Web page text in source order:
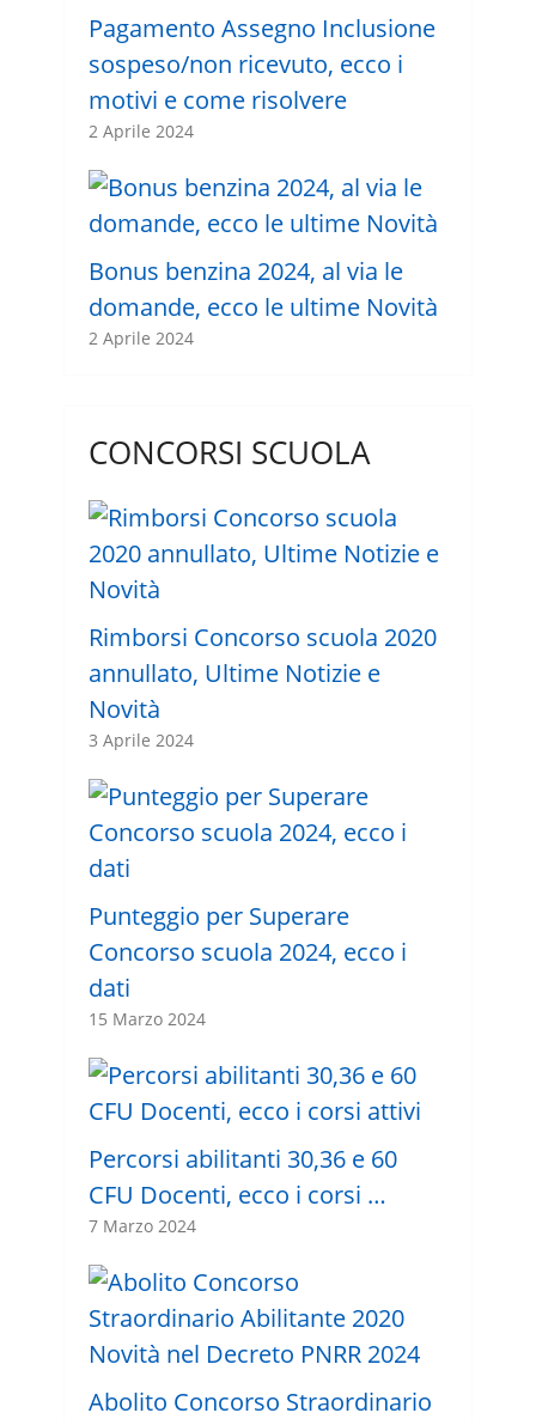
Pagamento Assegno Inclusione
sospeso/non ricevuto, ecco i
motivi e come risolvere
2 Aprile 2024
Bonus benzina 2024, al via le
domande, ecco le ultime Novità
2 Aprile 2024
CONCORSI SCUOLA
Rimborsi Concorso scuola 2020
annullato, Ultime Notizie e
Novità
3 Aprile 2024
Punteggio per Superare
Concorso scuola 2024, ecco i
dati
15 Marzo 2024
Percorsi abilitanti 30,36 e 60
CFU Docenti, ecco i corsi …
7 Marzo 2024
Abolito Concorso Straordinario